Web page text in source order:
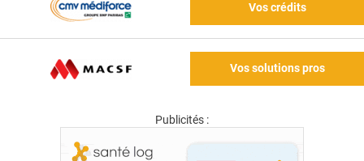
Vos crédits
Vos solutions pros
Publicités :